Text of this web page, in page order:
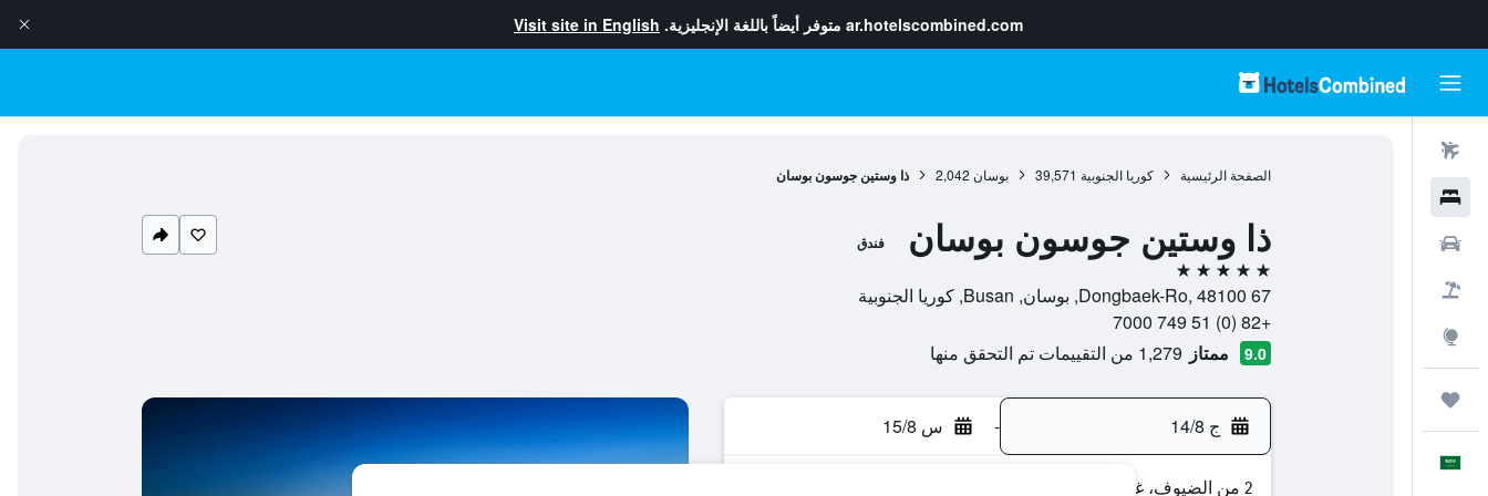
ar.hotelscombined.com متوفر أيضاً باللغة الإنجليزية. Visit site in English
الصفحة الرئيسية كوريا الجنوبية 39,571 بوسان 2,042 ذا وستين جوسون بوسان
ذا وستين جوسون بوسان فندق
5 نجوم
67 Dongbaek-Ro, 48100, بوسان, Busan, كوريا الجنوبية
+82 (0) 51 749 7000
9.0 ممتاز 1,279 من التقييمات تم التحقق منها
ج 14/8 - س 15/8
2 من الضيوف، غرفة واحدة